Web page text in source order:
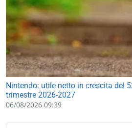
Nintendo: utile netto in crescita del
trimestre 2026-2027
06/08/2026 09:39